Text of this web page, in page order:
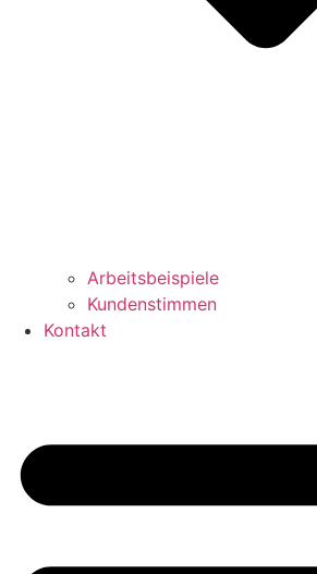
Arbeitsbeispiele
Kundenstimmen
Kontakt